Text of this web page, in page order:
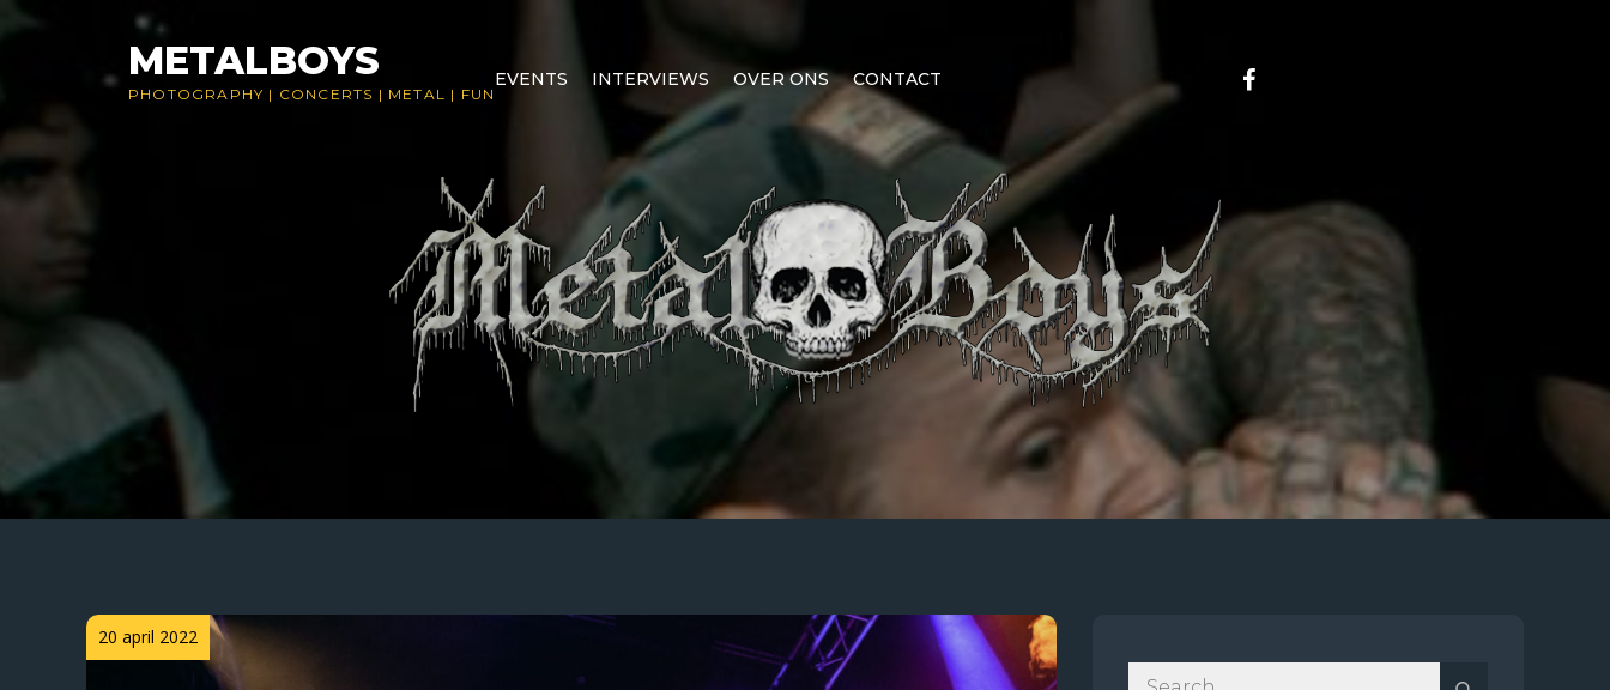
Skip
METALBOYS
PHOTOGRAPHY | CONCERTS | METAL | FUN
EVENTS INTERVIEWS OVER ONS CONTACT
Metalboys
Posted
on
20 april 2022
Search